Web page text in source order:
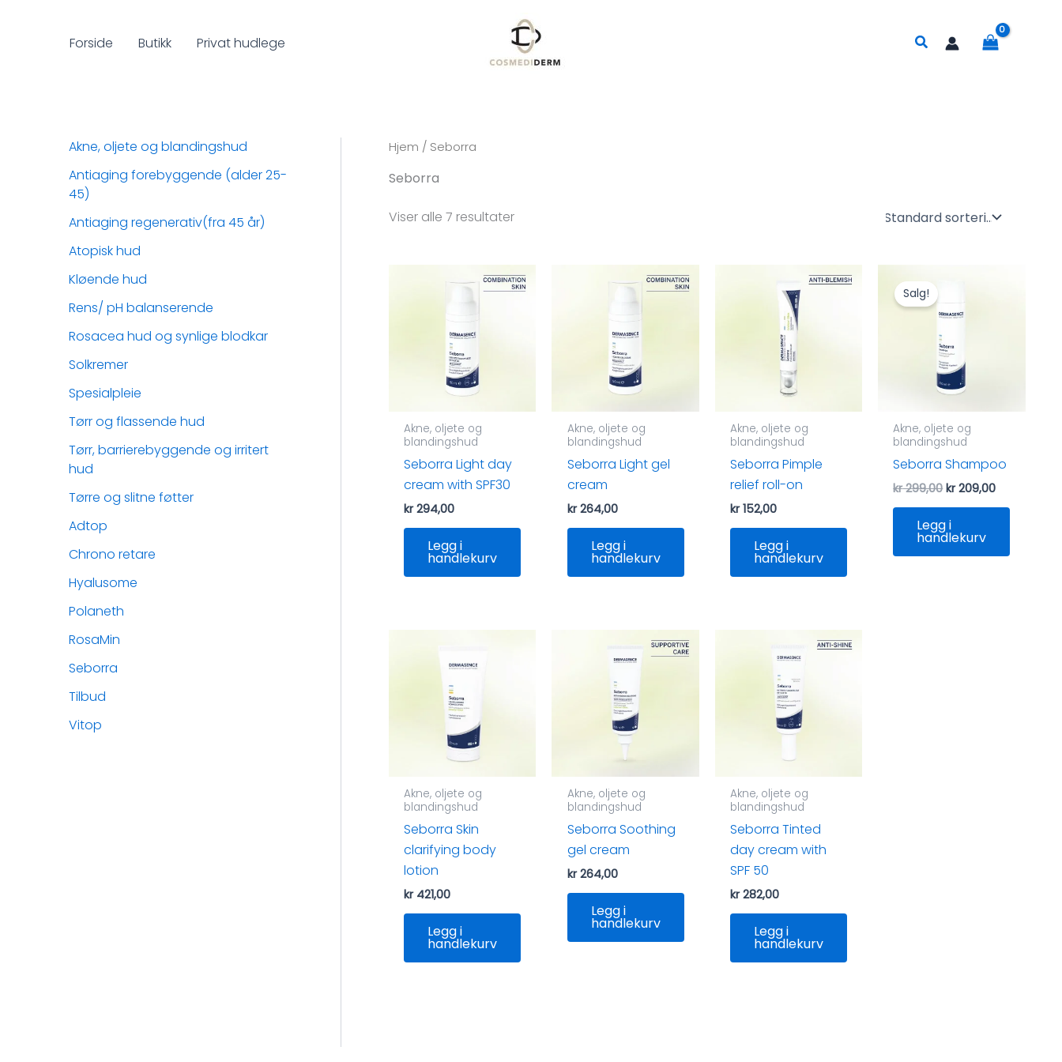
Forside Butikk Privat hudlege Søk
Akne, oljete og blandingshud
Antiaging forebyggende (alder 25-
45)
Antiaging regenerativ(fra 45 år)
Atopisk hud
Kløende hud
Rens/ pH balanserende
Rosacea hud og synlige blodkar
Solkremer
Spesialpleie
Tørr og flassende hud
Tørr, barrierebyggende og irritert
hud
Tørre og slitne føtter
Adtop
Chrono retare
Hyalusome
Polaneth
RosaMin
Seborra
Tilbud
Vitop
Hjem / Seborra
Seborra
Viser alle 7 resultater
Akne, oljete og
blandingshud
Seborra Light day
cream with SPF30
kr294,00
Legg i
handlekurv
Akne, oljete og
blandingshud
Seborra Light gel
cream
kr264,00
Legg i
handlekurv
Akne, oljete og
blandingshud
Seborra Pimple
relief roll-on
kr152,00
Legg i
handlekurv
Salg!
Akne, oljete og
blandingshud
Seborra Shampoo
kr299,00Opprinnelig
kr 299,00.
kr209,00
Legg i
handlekurv
Akne, oljete og
blandingshud
Seborra Skin
clarifying body
lotion
kr421,00
Legg i
handlekurv
Akne, oljete og
blandingshud
Seborra Soothing
gel cream
kr264,00
Legg i
handlekurv
Akne, oljete og
blandingshud
Seborra Tinted
day cream with
SPF 50
kr282,00
Legg i
handlekurv